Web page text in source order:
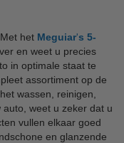
het Meguiar's 5-
en weet u precies
in optimale staat te
assortiment op de
wassen, reinigen,
weet u zeker dat u
vullen elkaar goed
en glanzende